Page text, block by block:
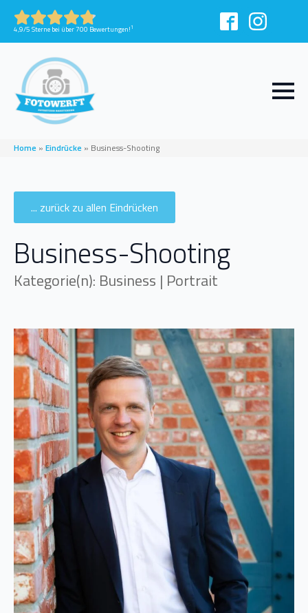
4,9/5 Sterne bei über 700 Bewertungen!1
Home » Eindrücke » Business-Shooting
... zurück zu allen Eindrücken
Business-Shooting
Kategorie(n): Business | Portrait